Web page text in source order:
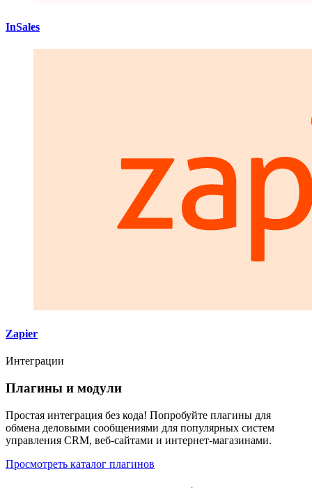
InSales
Zapier
Интеграции
Плагины и модули
Простая интеграция без кода! Попробуйте плагины для
обмена деловыми сообщениями для популярных систем
управления CRM, веб-сайтами и интернет-магазинами.
Просмотреть каталог плагинов